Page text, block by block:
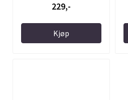
229,-
Kjøp